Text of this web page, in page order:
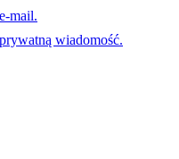
mail.
wiadomość.